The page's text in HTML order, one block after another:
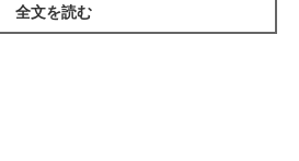
全文を読む